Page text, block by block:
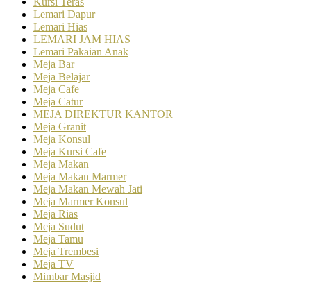
Lemari Dapur
Lemari Hias
LEMARI JAM HIAS
Lemari Pakaian Anak
Meja Bar
Meja Belajar
Meja Cafe
Meja Catur
MEJA DIREKTUR KANTOR
Meja Granit
Meja Konsul
Meja Kursi Cafe
Meja Makan
Meja Makan Marmer
Meja Makan Mewah Jati
Meja Marmer Konsul
Meja Rias
Meja Sudut
Meja Tamu
Meja Trembesi
Meja TV
Mimbar Masjid